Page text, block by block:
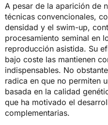
A pesar de la aparición de
técnicas convencionales,
densidad y el swim-up,
procesamiento seminal en
reproducción asistida. Su
bajo coste las mantienen
indispensables. No
radica en que no permiten
basada en la calidad
que ha motivado el
complementarias.